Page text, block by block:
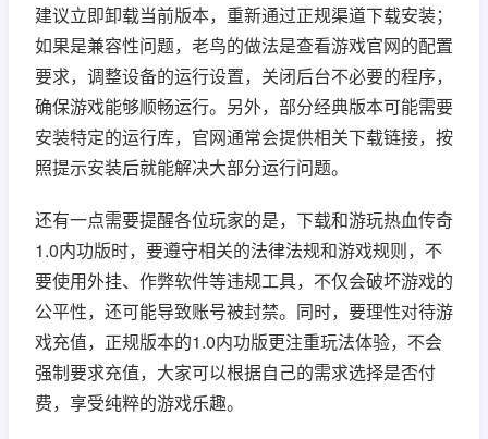
建议立即卸载当前版本，重新通过正规渠道下载安装；
如果是兼容性问题，老鸟的做法是查看游戏官网的配置
要求，调整设备的运行设置，关闭后台不必要的程序，
确保游戏能够顺畅运行。另外，部分经典版本可能需要
安装特定的运行库，官网通常会提供相关下载链接，按
照提示安装后就能解决大部分运行问题。
还有一点需要提醒各位玩家的是，下载和游玩热血传奇
1.0内功版时，要遵守相关的法律法规和游戏规则，不
要使用外挂、作弊软件等违规工具，不仅会破坏游戏的
公平性，还可能导致账号被封禁。同时，要理性对待游
戏充值，正规版本的1.0内功版更注重玩法体验，不会
强制要求充值，大家可以根据自己的需求选择是否付
费，享受纯粹的游戏乐趣。